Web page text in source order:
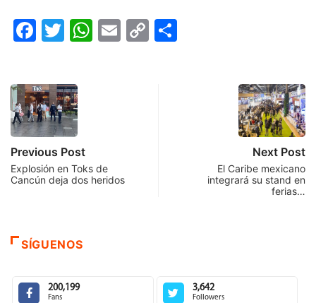
Facebook
Twitter
WhatsApp
Email
Copy
Previous Post
Explosión en Toks de
Cancún deja dos heridos
Next Post
El Caribe mexicano
integrará su stand en
ferias…
SÍGUENOS
200,199
Fans
3,642
Followers